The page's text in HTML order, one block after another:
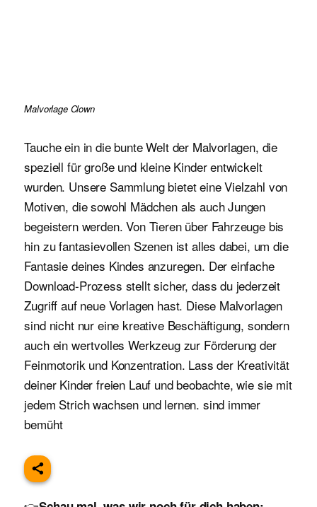
Malvorlage Clown
Tauche ein in die bunte Welt der Malvorlagen, die
speziell für große und kleine Kinder entwickelt
wurden. Unsere Sammlung bietet eine Vielzahl von
Motiven, die sowohl Mädchen als auch Jungen
begeistern werden. Von Tieren über Fahrzeuge bis
hin zu fantasievollen Szenen ist alles dabei, um die
Fantasie deines Kindes anzuregen. Der einfache
Download-Prozess stellt sicher, dass du jederzeit
Zugriff auf neue Vorlagen hast. Diese Malvorlagen
sind nicht nur eine kreative Beschäftigung, sondern
auch ein wertvolles Werkzeug zur Förderung der
Feinmotorik und Konzentration. Lass der Kreativität
deiner Kinder freien Lauf und beobachte, wie sie mit
jedem Strich wachsen und lernen. sind immer
bemüht